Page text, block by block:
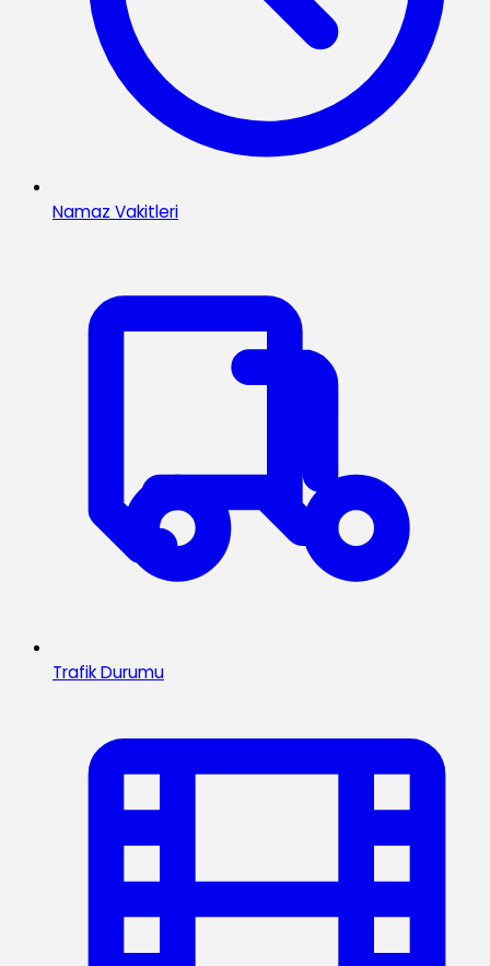
Namaz Vakitleri
Trafik Durumu